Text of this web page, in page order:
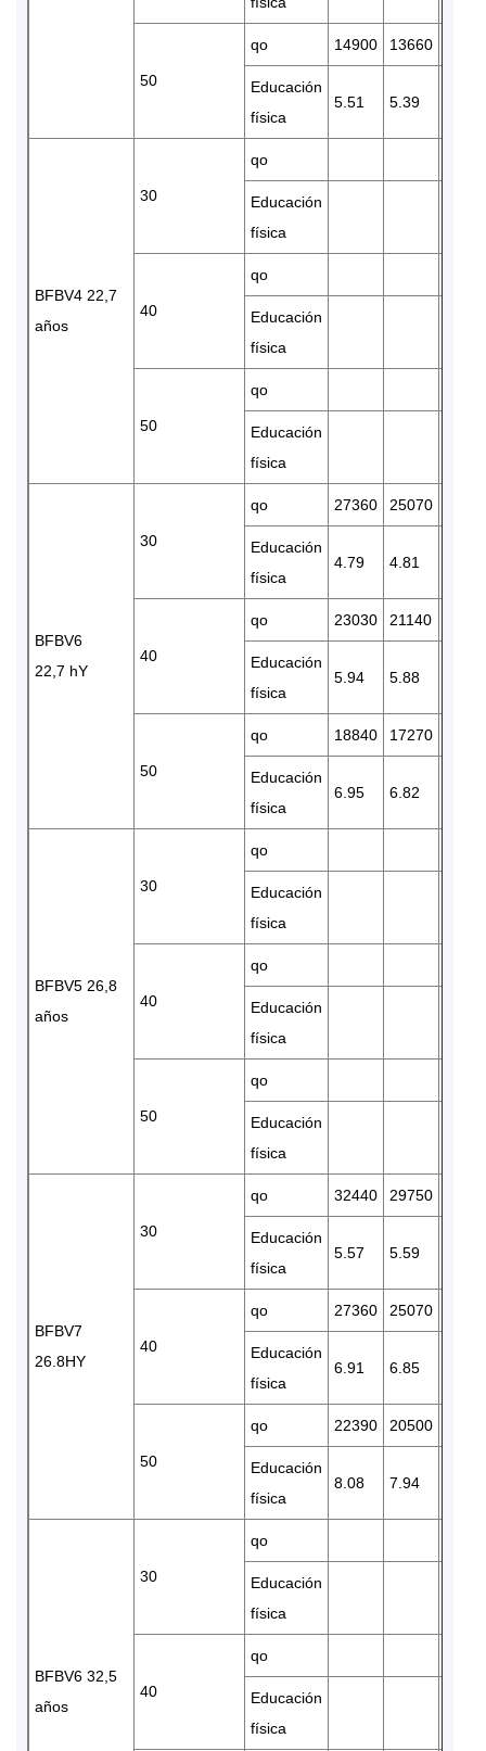
50
qo 14900 13660
Educación
física
5.51 5.39
BFBV4 22,7
años
30
qo
Educación
física
40
qo
Educación
física
50
qo
Educación
física
BFBV6
22,7 hY
30
qo 27360 25070
Educación
física
4.79 4.81
40
qo 23030 21140
Educación
física
5.94 5.88
50
qo 18840 17270
Educación
física
6.95 6.82
BFBV5 26,8
años
30
qo
Educación
física
40
qo
Educación
física
50
qo
Educación
física
BFBV7
26.8HY
30
qo 32440 29750
Educación
física
5.57 5.59
40
qo 27360 25070
Educación
física
6.91 6.85
50
qo 22390 20500
Educación
física
8.08 7.94
BFBV6 32,5
años
30
qo
Educación
física
40
qo
Educación
física